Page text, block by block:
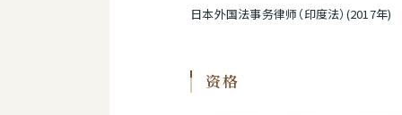
日本外国法事务律师（印度法）(2017年)
资格